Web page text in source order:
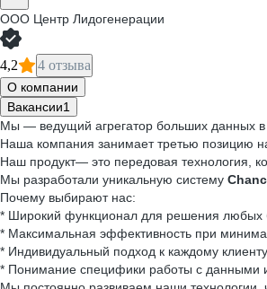
ООО Центр Лидогенерации
4,2 4 отзыва
О компании
Вакансии1
Мы — ведущий агрегатор больших данных в
Наша компания занимает третью позицию
Наш продукт— это передовая технология,
Мы разработали уникальную систему
Почему выбирают нас:
* Широкий функционал для решения любых
* Максимальная эффективность при
* Индивидуальный подход к каждому клиенту
* Понимание специфики работы с данными